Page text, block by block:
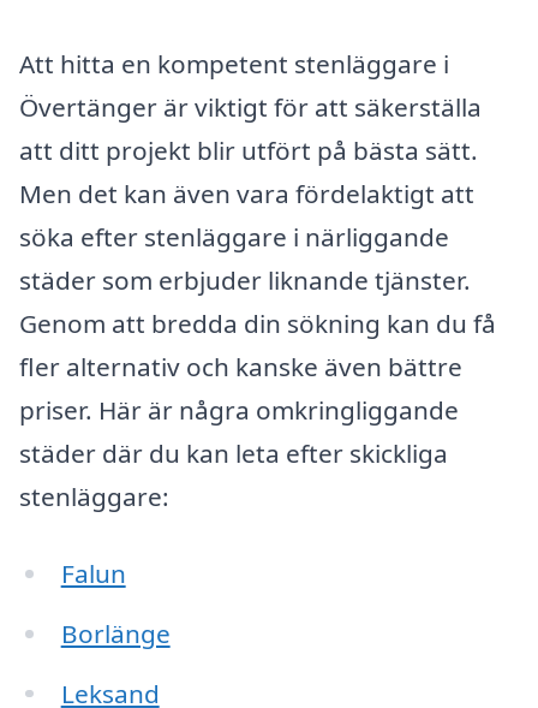
Att hitta en kompetent stenläggare i
Övertänger är viktigt för att säkerställa
att ditt projekt blir utfört på bästa sätt.
Men det kan även vara fördelaktigt att
söka efter stenläggare i närliggande
städer som erbjuder liknande tjänster.
Genom att bredda din sökning kan du få
fler alternativ och kanske även bättre
priser. Här är några omkringliggande
städer där du kan leta efter skickliga
stenläggare:
Falun
Borlänge
Leksand